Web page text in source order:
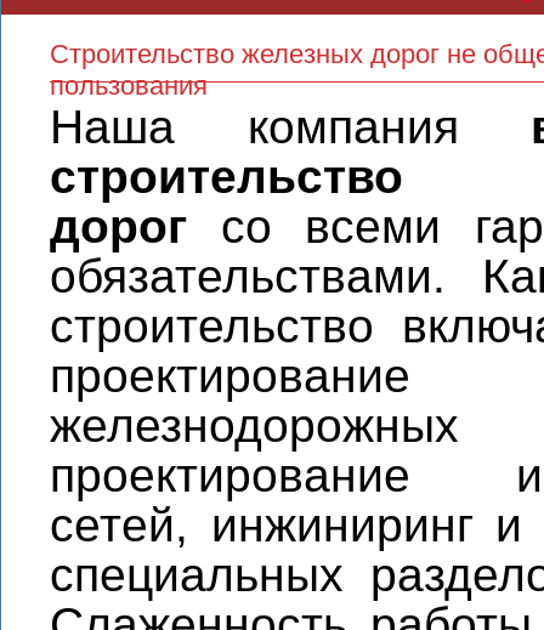
Cтроительство железных дорог не
пользования
Наша компания
строительство
дорог со всеми
обязательствами.
строительство
проектирование
проектирование
сетей, инжиниринг и
специальных